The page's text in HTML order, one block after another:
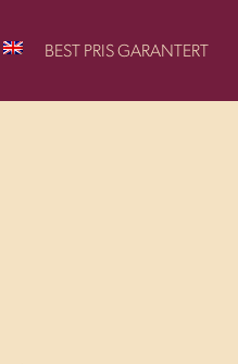
BEST PRIS GARANTERT